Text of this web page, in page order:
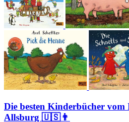
Die besten Kinderbücher
Allsburg 🇺🇸👨